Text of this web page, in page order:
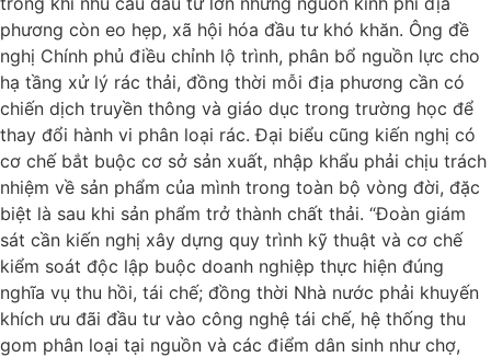
phương còn eo hẹp, xã hội hóa đầu tư khó khăn. Ông đề
nghị Chính phủ điều chỉnh lộ trình, phân bổ nguồn lực cho
hạ tầng xử lý rác thải, đồng thời mỗi địa phương cần có
chiến dịch truyền thông và giáo dục trong trường học để
thay đổi hành vi phân loại rác. Đại biểu cũng kiến nghị có
cơ chế bắt buộc cơ sở sản xuất, nhập khẩu phải chịu trách
nhiệm về sản phẩm của mình trong toàn bộ vòng đời, đặc
biệt là sau khi sản phẩm trở thành chất thải. “Đoàn giám
sát cần kiến nghị xây dựng quy trình kỹ thuật và cơ chế
kiểm soát độc lập buộc doanh nghiệp thực hiện đúng
nghĩa vụ thu hồi, tái chế; đồng thời Nhà nước phải khuyến
khích ưu đãi đầu tư vào công nghệ tái chế, hệ thống thu
gom phân loại tại nguồn và các điểm dân sinh như chợ,